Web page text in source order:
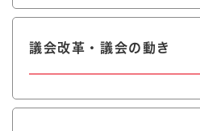
議会改革・議会の動き